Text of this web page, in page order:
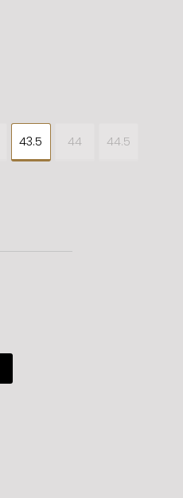
43.5 44 44.5